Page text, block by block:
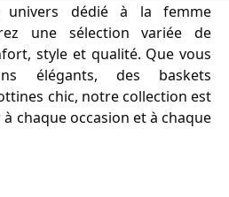
univers dédié à la femme
une sélection variée de
style et qualité. Que vous
élégants, des baskets
chic, notre collection est
chaque occasion et à chaque